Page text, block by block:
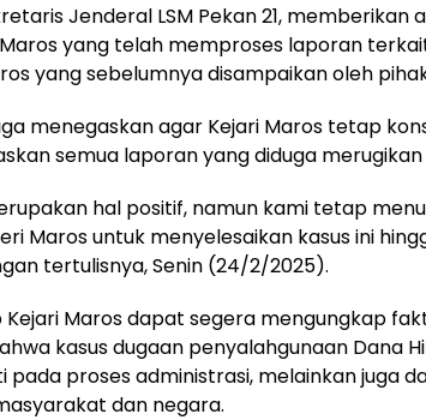
Jenderal LSM Pekan 21, memberikan
yang telah memproses laporan
yang sebelumnya disampaikan oleh
menegaskan agar Kejari Maros tetap
semua laporan yang diduga
hal positif, namun kami tetap
Maros untuk menyelesaikan kasus ini
tertulisnya, Senin (24/2/2025).
Maros dapat segera mengungkap
kasus dugaan penyalahgunaan Dana
pada proses administrasi, melainkan juga
dan negara.